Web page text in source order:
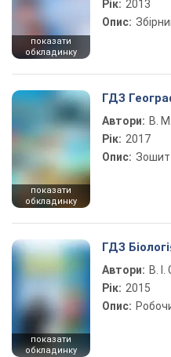
показати
обкладинку
Рік: 2013
Опис:
показати
обкладинку
ГДЗ
Автори: В.
Рік: 2017
Опис: Зошит
показати
обкладинку
ГДЗ
Автори: В.
Рік: 2015
Опис: